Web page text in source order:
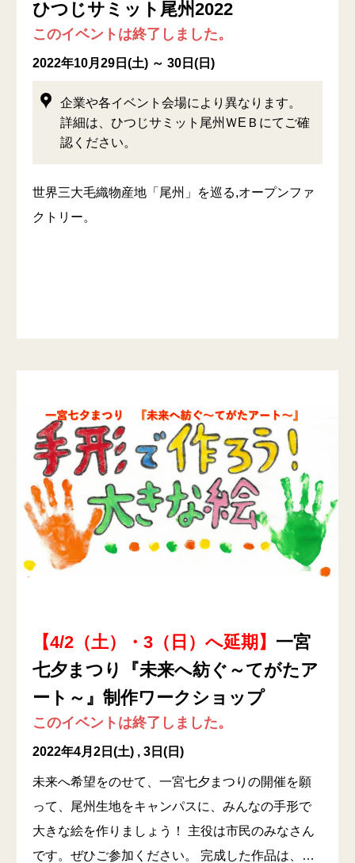
ひつじサミット尾州2022
このイベントは終了しました。
2022年10月29日(土) ～ 30日(日)
企業や各イベント会場により異なります。
詳細は、ひつじサミット尾州ＷEＢにてご確
認ください。
世界三大毛織物産地「尾州」を巡る,オープンファ
クトリー。
【4/2（土）・3（日）へ延期】 一宮
七夕まつり『未来へ紡ぐ～てがたア
ート～』制作ワークショップ
このイベントは終了しました。
2022年4月2日(土) , 3日(日)
未来へ希望をのせて、一宮七夕まつりの開催を願
って、尾州生地をキャンパスに、みんなの手形で
大きな絵を作りましょう！ 主役は市民のみなさん
です。ぜひご参加ください。 完成した作品は、…